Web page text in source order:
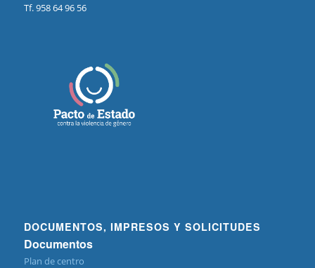
Tf. 958 64 96 56
DOCUMENTOS, IMPRESOS Y SOLICITUDES
Documentos
Plan de centro